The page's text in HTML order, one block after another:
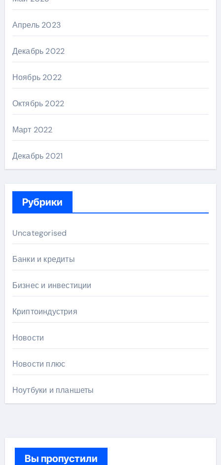
Апрель 2023
Декабрь 2022
Ноябрь 2022
Октябрь 2022
Март 2022
Декабрь 2021
Рубрики
Uncategorised
Банки и кредиты
Бизнес и инвестиции
Криптоиндустрия
Новости
Новости плюс
Ноутбуки и планшеты
Вы пропустили